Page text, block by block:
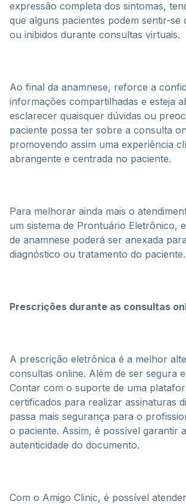
expressão completa dos sintomas,
que alguns pacientes podem sentir-se
ou inibidos durante consultas virtuais.
Ao final da anamnese, reforce a
informações compartilhadas e esteja
esclarecer quaisquer dúvidas ou
paciente possa ter sobre a consulta
promovendo assim uma experiência
abrangente e centrada no paciente.
Para melhorar ainda mais o
um sistema de Prontuário Eletrônico,
de anamnese poderá ser anexada
diagnóstico ou tratamento do paciente.
Prescrições durante as consultas
A prescrição eletrônica é a melhor
consultas online. Além de ser segura
Contar com o suporte de uma
certificados para realizar assinaturas
passa mais segurança para o
o paciente. Assim, é possível garantir
autenticidade do documento.
Com o Amigo Clinic, é possível